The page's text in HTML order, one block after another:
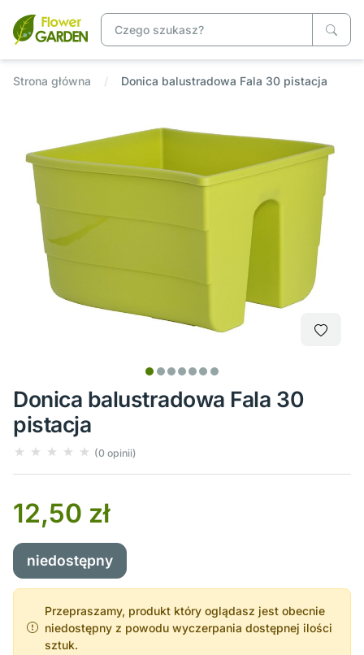
Strona główna Donica balustradowa Fala 30 pistacja
Donica balustradowa Fala 30
pistacja
(0 opinii)
12,50 zł
niedostępny
Przepraszamy, produkt który oglądasz jest obecnie
niedostępny z powodu wyczerpania dostępnej ilości
sztuk.